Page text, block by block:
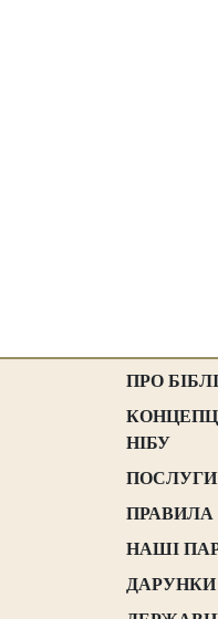
ПРО
НІБУ
ПОСЛУГИ
НАШІ
ДАРУНКИ